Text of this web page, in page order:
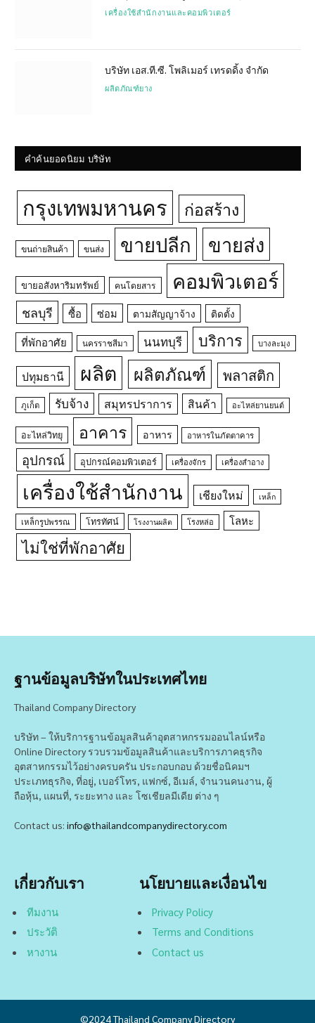
เครื่องใช้สำนักงานและคอมพิวเตอร์
บริษัท เอส.ที.ซี. โพลิเมอร์ เทรดดิ้ง จำกัด
ผลิตภัณฑ์ยาง
คำค้นยอดนิยม บริษัท
กรุงเทพมหานคร ก่อสร้าง
ขนถ่ายสินค้า ขนส่ง ขายปลีก ขายส่ง
ขายอสังหาริมทรัพย์ คนโดยสาร คอมพิวเตอร์
ชลบุรี ซื้อ ซ่อม ตามสัญญาจ้าง ติดตั้ง
ที่พักอาศัย นครราชสีมา นนทบุรี บริการ บางละมุง
ปทุมธานี ผลิต ผลิตภัณฑ์ พลาสติก
ภูเก็ต รับจ้าง สมุทรปราการ สินค้า อะไหล่ยานยนต์
อะไหล่วิทยุ อาคาร อาหาร อาหารในภัตตาคาร
อุปกรณ์ อุปกรณ์คอมพิวเตอร์ เครื่องจักร เครื่องสำอาง
เครื่องใช้สำนักงาน เชียงใหม่ เหล็ก
เหล็กรูปพรรณ โทรทัศน์ โรงงานผลิต โรงหล่อ โลหะ
ไม่ใช่ที่พักอาศัย
ฐานข้อมูลบริษัทในประเทศไทย
Thailand Company Directory
บริษัท – ให้บริการฐานข้อมูลสินค้าอุตสาหกรรมออนไลน์หรือ
Online Directory รวบรวมข้อมูลสินค้าและบริการภาคธุรกิจ
อุตสาหกรรมไว้อย่างครบครัน ประกอบกอบ ด้วยชื่อนิคมฯ
ประเภทธุรกิจ, ที่อยู่, เบอร์โทร, แฟกซ์, อีเมล์, จำนวนคนงาน, ผู้
ถือหุ้น, แผนที่, ระยะทาง และ โซเชียลมีเดีย ต่าง ๆ
Contact us: info@thailandcompanydirectory.com
เกี่ยวกับเรา
ทีมงาน
ประวัติ
หางาน
นโยบายและเงื่อนไข
Privacy Policy
Terms and Conditions
Contact us
©2024Thailand Company Directory